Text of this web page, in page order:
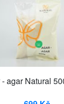
agar Natural